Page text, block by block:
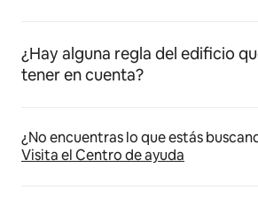
¿Hay alguna regla del edificio
tener en cuenta?
¿No encuentras lo que estás
Visita el Centro de ayuda